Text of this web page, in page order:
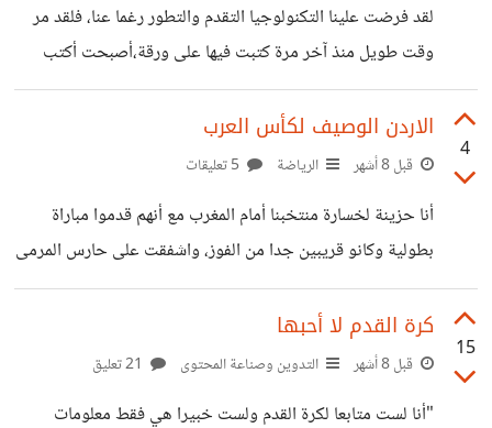
امتلأت الصفحات بنعيه ثم لحظات وينسى كعادة الناس مع كل
خبر استشهاد قائد، أحيانا عندما أنظر في وجوه الناس أود لو
أسأل
لقد فرضت علينا التكنولوجيا التقدم والتطور رغما عنا، فلقد مر
وقت طويل منذ آخر مرة كتبت فيها على ورقة،أصبحت أكتب
على الحاسوب المحمول مباشرة، لقد شعرت أن الكتابة فقدت
جزءا من روحها، أحب خطي وطريقة كتابتي ورسمي للحروف
على الورقة، لا أدعي أني خطاطا ولكن خطي لا بأس به، اشتقت
الأولى "تحت الليمونة المنسية"، كنت أجلس حينها على درج
الشرفة المؤدية إلى الحديقة مقابل شجرة الليمون الكبيرةحينها
كان عمري ثلاثة عشر، قدمتها
4
الاردن الوصيف لكأس العرب
قبل 8 أشهر الرياضة
أنا حزينة لخسارة منتخبنا أمام المغرب مع أنهم قدموا مباراة
بطولية وكانو قريبين جدا من الفوز، واشفقت على حارس المرمى
يزيد أبوليلى عندما صد هدف المغربي كيف ارتطم رأسه بعارضة
المرمى، كنا قريبين جدا من الفوز لم يفصلنا عن ذلك الا اربع
دقائق لكن قدر الله وماشاء فعل، كرة القدم تذكرك أن الثانية مهمة
15
كرة القدم لا أحبها
قبل 8 أشهر التدوين وصناعة المحتوى
"أنا لست متابعا لكرة القدم ولست خبيرا هي فقط معلومات